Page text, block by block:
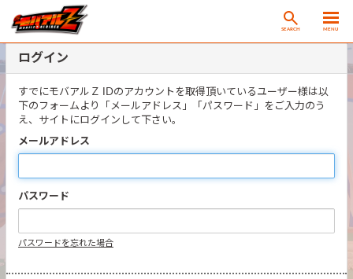
SEARCH MENU
ログイン
すでにモバアルＺ IDのアカウントを取得頂いているユーザー様は以
下のフォームより「メールアドレス」「パスワード」をご入力のう
え、サイトにログインして下さい。
メールアドレス
パスワード
パスワードを忘れた場合